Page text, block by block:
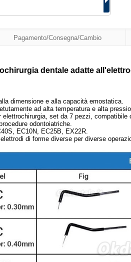
Pagamento/Consegna/Cambio
dentale adatte
dimensione e alla capacità emostatica.
ad alta temperatura e alta
elettrochirurgia, set da 7 pezzi, compatibile
odontoiatriche.
EC10N, EC25B, EX22R.
di forme diverse per diverse